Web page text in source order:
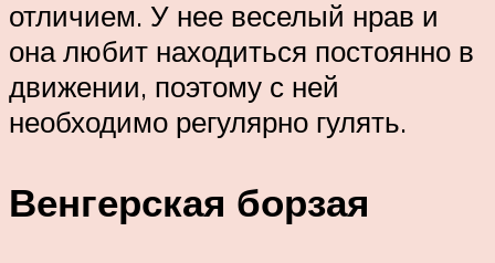
отличием. У нее веселый нрав и
она любит находиться постоянно в
движении, поэтому с ней
необходимо регулярно гулять.
Венгерская борзая